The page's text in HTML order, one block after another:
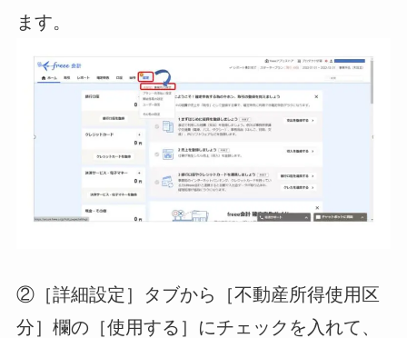
ます。
②［詳細設定］タブから［不動産所得使用区
分］欄の［使用する］にチェックを入れて、